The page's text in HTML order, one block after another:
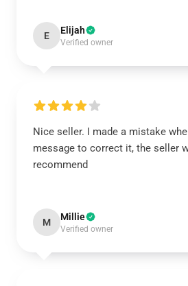
E Elijah
Verified owner
Nice seller. I made a mistake
message to correct it, the seller
recommend
M Millie
Verified owner